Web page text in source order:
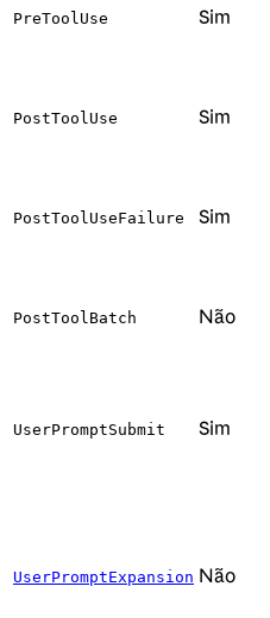
PreToolUse Sim
PostToolUse Sim
PostToolUseFailure Sim
PostToolBatch Não
UserPromptSubmit Sim
UserPromptExpansion Não